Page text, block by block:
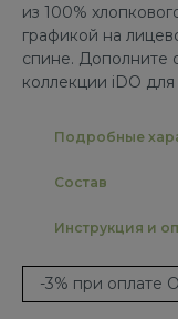
из 100%
графикой на
спине. Дополните
коллекции iDO для
Подробные
Состав
Инструкция и
-3% при оплате